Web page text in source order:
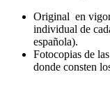
Original en
individual de
española).
Fotocopias de
donde consten